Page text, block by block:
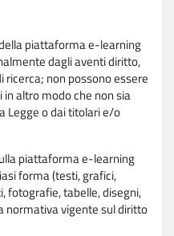
piattaforma e-learning
dagli aventi diritto,
ricerca; non possono essere
altro modo che non sia
Legge o dai titolari e/o
piattaforma e-learning
forma (testi, grafici,
fotografie, tabelle, disegni,
normativa vigente sul diritto